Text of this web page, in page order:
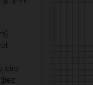
eiro